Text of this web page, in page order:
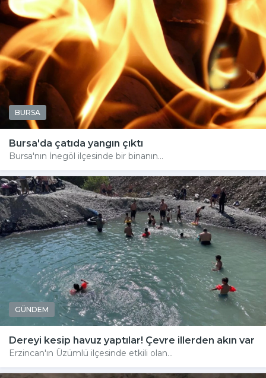
BURSA
Bursa'da çatıda yangın çıktı
Bursa'nın İnegöl ilçesinde bir binanın...
GÜNDEM
Dereyi kesip havuz yaptılar! Çevre illerden akın var
Erzincan'ın Üzümlü ilçesinde etkili olan...